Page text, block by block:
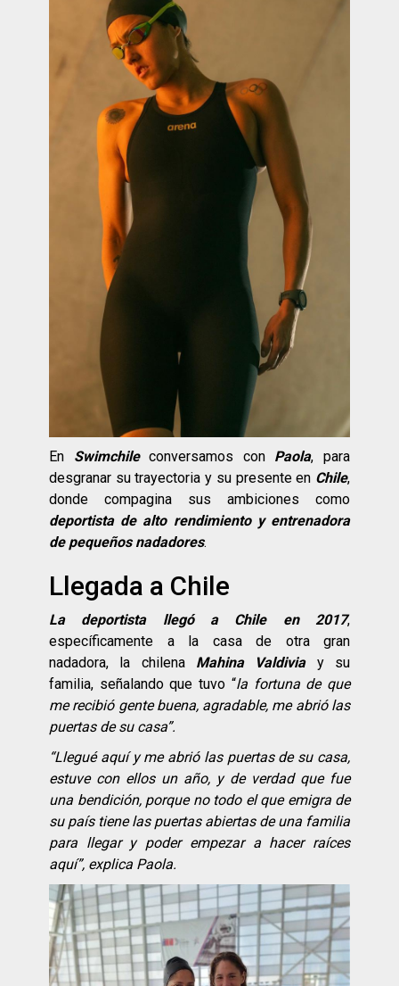
En Swimchile conversamos con Paola, para
desgranar su trayectoria y su presente en Chile,
donde compagina sus ambiciones como
deportista de alto rendimiento y entrenadora
de pequeños nadadores.
Llegada a Chile
La deportista llegó a Chile en 2017,
específicamente a la casa de otra gran
nadadora, la chilena Mahina Valdiviay su
familia, señalando que tuvo “la fortuna de que
me recibió gente buena, agradable, me abrió las
puertas de su casa”.
“Llegué aquí y me abrió las puertas de su casa,
estuve con ellos un año, y de verdad que fue
una bendición, porque no todo el que emigra de
su país tiene las puertas abiertas de una familia
para llegar y poder empezar a hacer raíces
aquí”, explica Paola.